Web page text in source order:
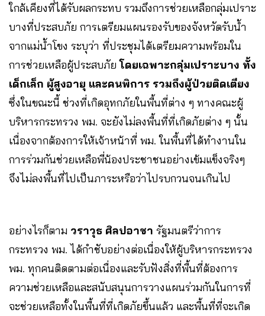
ใกล้เคียงที่ได้รับผลกระทบ รวมถึงการช่วยเหลือกลุ่มเปราะ
บางที่ประสบภัย การเตรียมแผนรองรับของจังหวัดรับน้ำ
จากแม่น้ำโขง ระบุว่า ที่ประชุมได้เตรียมความพร้อมใน
การช่วยเหลือผู้ประสบภัย โดยเฉพาะกลุ่มเปราะบาง ทั้ง
เด็กเล็ก ผู้สูงอายุ และคนพิการ รวมถึงผู้ป่วยติดเตียง
ซึ่งในขณะนี้ ช่วงที่เกิดอุทกภัยในพื้นที่ต่าง ๆ ทางคณะผู้
บริหารกระทรวง พม. จะยังไม่ลงพื้นที่ที่เกิดภัยต่าง ๆ นั้น
เนื่องจากต้องการให้เจ้าหน้าที่ พม. ในพื้นที่ได้ทำงานใน
การร่วมกันช่วยเหลือพี่น้องประชาชนอย่างเข้มแข็งจริงๆ
จึงไม่ลงพื้นที่ไปเป็นภาระหรือว่าไปรบกวนจนเกินไป
อย่างไรก็ตาม วราวุธ ศิลปอาชา รัฐมนตรีว่าการ
กระทรวง พม. ได้กำชับอย่างต่อเนื่องให้ผู้บริหารกระทรวง
พม. ทุกคนติดตามต่อเนื่องและรับฟังสิ่งที่พื้นที่ต้องการ
ความช่วยเหลือและสนับสนุนการวางแผนร่วมกันในการที่
จะช่วยเหลือทั้งในพื้นที่ที่เกิดภัยขึ้นแล้ว และพื้นที่ที่จะเกิด